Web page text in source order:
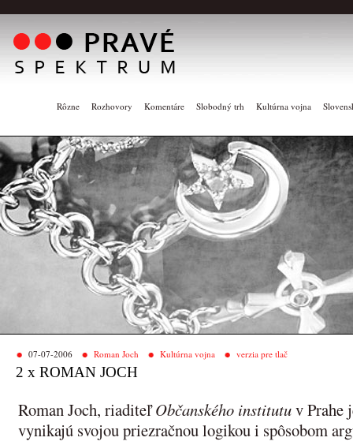
Rôzne Rozhovory Komentáre Slobodný trh Kultúrna vojna
07-07-2006 Roman Joch Kultúrna vojna verzia pre tlač
2 x ROMAN JOCH
Roman Joch, riaditeľObčanského institutuv Prahe
vynikajú svojou priezračnou logikou i spôsobom